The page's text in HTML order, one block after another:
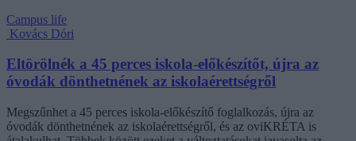
Campus life
Kovács Dóri
Eltörölnék a 45 perces iskola-előkészítőt, újra az
óvodák dönthetnének az iskolaérettségről
Megszűnhet a 45 perces iskola-előkészítő foglalkozás, újra az
óvodák dönthetnének az iskolaérettségről, és az oviKRÉTA is